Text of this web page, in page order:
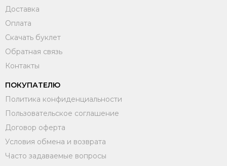
Доставка
Оплата
Скачать буклет
Обратная связь
Контакты
ПОКУПАТЕЛЮ
Политика конфиденциальности
Пользовательское соглашение
Договор оферта
Условия обмена и возврата
Часто задаваемые вопросы